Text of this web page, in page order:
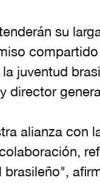
su
juventud
director
alianza con